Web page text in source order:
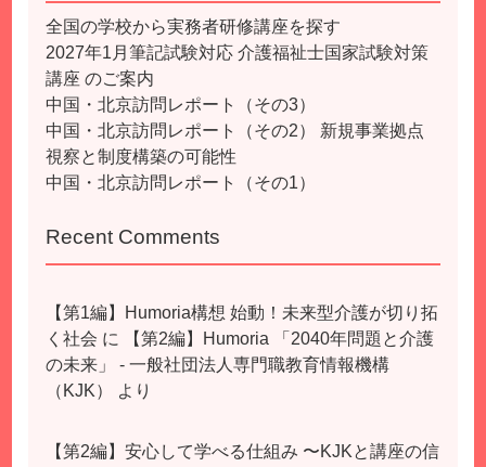
全国の学校から実務者研修講座を探す
2027年1月筆記試験対応 介護福祉士国家試験対策
講座 のご案内
中国・北京訪問レポート（その3）
中国・北京訪問レポート（その2） 新規事業拠点
視察と制度構築の可能性
中国・北京訪問レポート（その1）
Recent Comments
【第1編】Humoria構想 始動！未来型介護が切り拓
く社会 に
【第2編】Humoria 「2040年問題と介護
の未来」 - 一般社団法人専門職教育情報機構
（KJK）
より
【第2編】安心して学べる仕組み 〜KJKと講座の信